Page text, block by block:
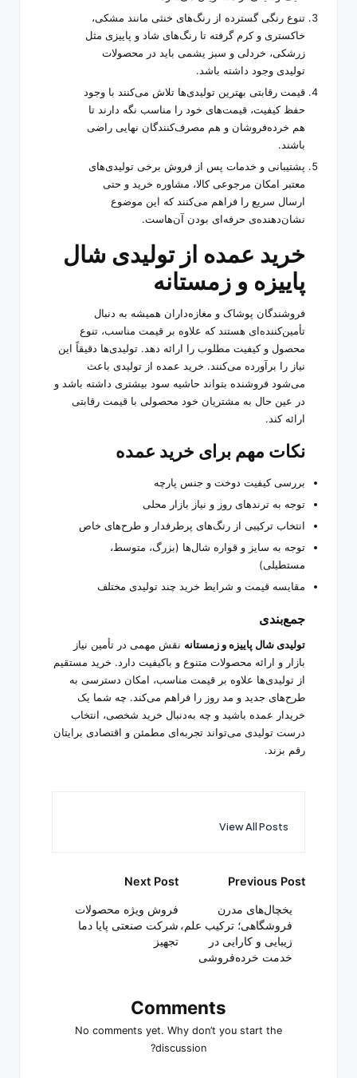
تنوع رنگی گسترده از رنگ‌های خنثی مانند مشکی،
خاکستری و کرم گرفته تا رنگ‌های شاد و پاییزی مثل
زرشکی، خردلی و سبز یشمی باید در محصولات
تولیدی وجود داشته باشد.
قیمت رقابتی بهترین تولیدی‌ها تلاش می‌کنند با وجود
حفظ کیفیت، قیمت‌های خود را مناسب نگه دارند تا
هم خرده‌فروشان و هم مصرف‌کنندگان نهایی راضی
باشند.
پشتیبانی و خدمات پس از فروش برخی تولیدی‌های
معتبر امکان مرجوعی کالا، مشاوره خرید و حتی
ارسال سریع را فراهم می‌کنند که این موضوع
نشان‌دهنده‌ی حرفه‌ای بودن آن‌هاست.
خرید عمده از تولیدی شال
پاییزه و زمستانه
فروشندگان پوشاک و مغازه‌داران همیشه به دنبال
تأمین‌کننده‌ای هستند که علاوه بر قیمت مناسب، تنوع
محصول و کیفیت مطلوب را ارائه دهد. تولیدی‌ها دقیقاً این
نیاز را برآورده می‌کنند. خرید عمده از تولیدی باعث
می‌شود فروشنده بتواند حاشیه سود بیشتری داشته باشد و
در عین حال به مشتریان خود محصولی با قیمت رقابتی
ارائه کند.
نکات مهم برای خرید عمده
بررسی کیفیت دوخت و جنس پارچه
توجه به ترندهای روز و نیاز بازار محلی
انتخاب ترکیبی از رنگ‌های پرطرفدار و طرح‌های خاص
توجه به سایز و قواره شال‌ها (بزرگ، متوسط،
مستطیلی)
مقایسه قیمت و شرایط خرید چند تولیدی مختلف
جمع‌بندی
تولیدی شال پاییزه و زمستانه نقش مهمی در تأمین نیاز
بازار و ارائه محصولات متنوع و باکیفیت دارد. خرید مستقیم
از تولیدی‌ها علاوه بر قیمت مناسب، امکان دسترسی به
طرح‌های جدید و مد روز را فراهم می‌کند. چه شما یک
خریدار عمده باشید و چه به‌دنبال خرید شخصی، انتخاب
درست تولیدی می‌تواند تجربه‌ای مطمئن و اقتصادی برایتان
رقم بزند.
View All Posts
Post
navigation
Previous Post
یخچال‌های مدرن
فروشگاهی؛ ترکیب علم،
زیبایی و کارایی در
خدمت خرده‌فروشی
Next Post
فروش ویژه محصولات
شرکت صنعتی پایا دما
تجهیز
Comments
No comments yet. Why don’t you start the
discussion?